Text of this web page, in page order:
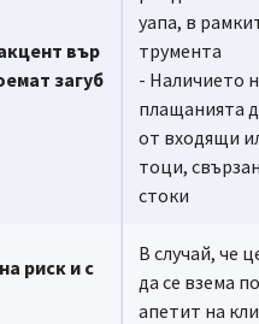
вър
загуб
уапа, в
трумента
- Наличието
плащанията
от входящи
тоци,
стоки
риск и с
В случай, че
да се взема
апетит на